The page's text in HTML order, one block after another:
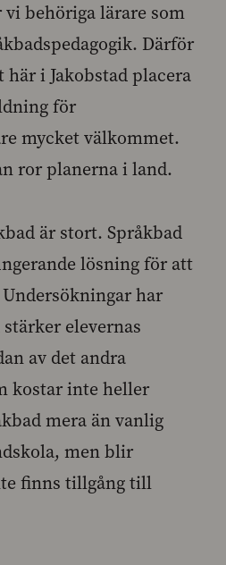
behöriga lärare som
Därför
i Jakobstad placera
för
mycket välkommet.
ror planerna i land.
är stort. Språkbad
lösning för att
har
elevernas
av det andra
kostar inte heller
mera än vanlig
men blir
finns tillgång till